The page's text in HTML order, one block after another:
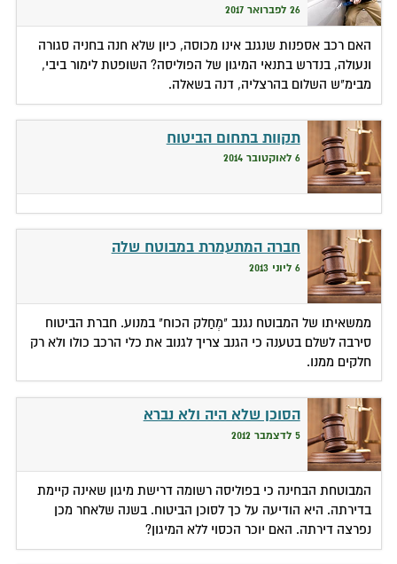
26 לפברואר 2017
האם רכב אספנות שנגנב אינו מכוסה, כיון שלא חנה בחניה סגורה
ונעולה, בנדרש בתנאי המיגון של הפוליסה? השופטת לימור ביבי,
מבימ"ש השלום בהרצליה, דנה בשאלה.
תקוות בתחום הביטוח
6 לאוקטובר 2014
חברה המתעמרת במבוטח שלה
6 ליוני 2013
ממשאיתו של המבוטח נגנב "מְחַלק הכוח" במנוע. חברת הביטוח
סירבה לשלם בטענה כי הגנב צריך לגנוב את כלי הרכב כולו ולא רק
חלקים ממנו.
הסוכן שלא היה ולא נברא
5 לדצמבר 2012
המבוטחת הבחינה כי בפוליסה רשומה דרישת מיגון שאינה קיימת
בדירתה. היא הודיעה על כך לסוכן הביטוח. בשנה שלאחר מכן
נפרצה דירתה. האם יוכר הכסוי ללא המיגון?